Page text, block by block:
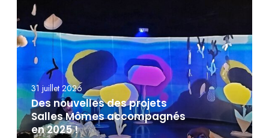
31 juillet 2026
Des nouvelles des projets
Salles Mômes accompagnés
en 2025 !